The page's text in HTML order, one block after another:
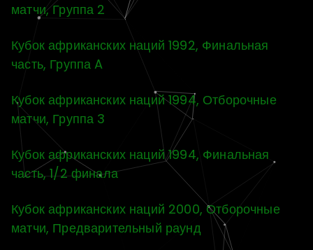
матчи, Группа 2
Кубок африканских наций 1992, Финальная
часть, Группа A
Кубок африканских наций 1994, Отборочные
матчи, Группа 3
Кубок африканских наций 1994, Финальная
часть, 1/2 финала
Кубок африканских наций 2000, Отборочные
матчи, Предварительный раунд